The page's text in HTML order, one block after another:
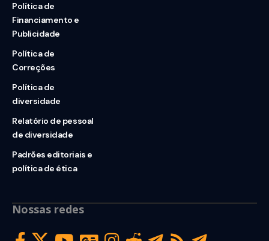
Política de
Financiamento e
Publicidade
Política de
Correções
Política de
diversidade
Relatório de pessoal
de diversidade
Padrões editoriais e
política de ética
Nossas redes